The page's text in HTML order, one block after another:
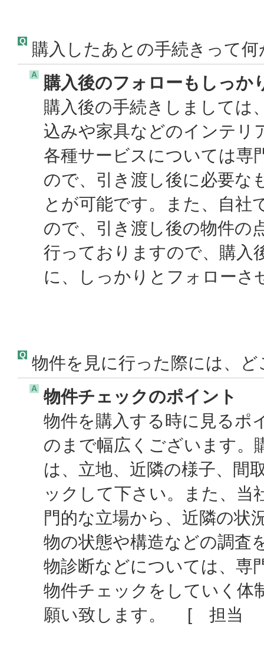
Q 購入したあとの手続きって
A
購入後のフォローもしっか
購入後の手続きしましては
込みや家具などのインテリ
各種サービスについては専
ので、引き渡し後に必要な
とが可能です。また、自社
ので、引き渡し後の物件の
行っておりますので、購入
に、しっかりとフォロ
Q 物件を見に行った際には、
A
物件チェックのポイント
物件を購入する時に見るポ
のまで幅広くございます。
は、立地、近隣の様子、間
ックして下さい。また、当
門的な立場から、近隣の状
物の状態や構造などの調査
物診断などについては、専
物件チェックをしていく体
願い致します。 [ 担